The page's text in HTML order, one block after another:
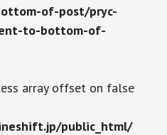
of-post/pryc-
to-bottom-of-
array offset on false
public_html/